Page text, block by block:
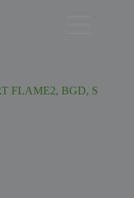
FLAME2, BGD, S